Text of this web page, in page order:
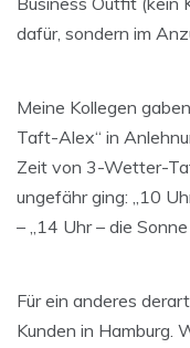
dafür, sondern im
Meine Kollegen
Taft-Alex“ in
Zeit von 3-Wetter-
ungefähr ging: „10
– „14 Uhr – die
Für ein anderes
Kunden in Hamburg.